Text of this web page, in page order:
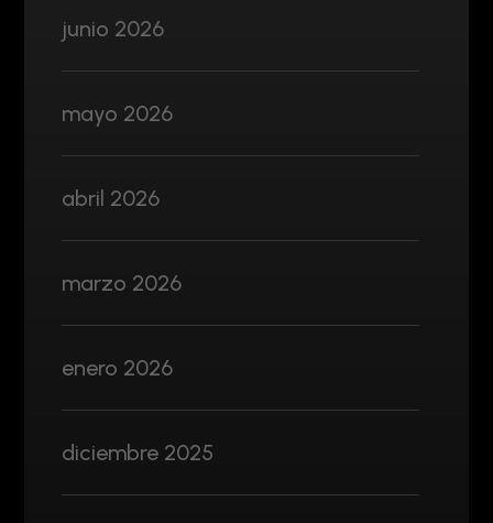
junio 2026
mayo 2026
abril 2026
marzo 2026
enero 2026
diciembre 2025